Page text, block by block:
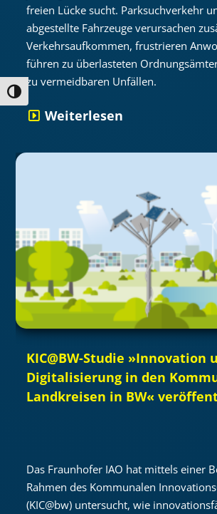
Umschalten auf hohe Kontraste
freien Lücke sucht. Parksuchverkehr
abgestellte Fahrzeuge verursachen
Verkehrsaufkommen, frustrieren
führen zu überlasteten
zu vermeidbaren Unfällen.
Weiterlesen
KIC@BW-Studie »Innovation
Digitalisierung in den
Landkreisen in BW«
Das Fraunhofer IAO hat mittels einer
Rahmen des Kommunalen
(KIC@bw) untersucht, wie